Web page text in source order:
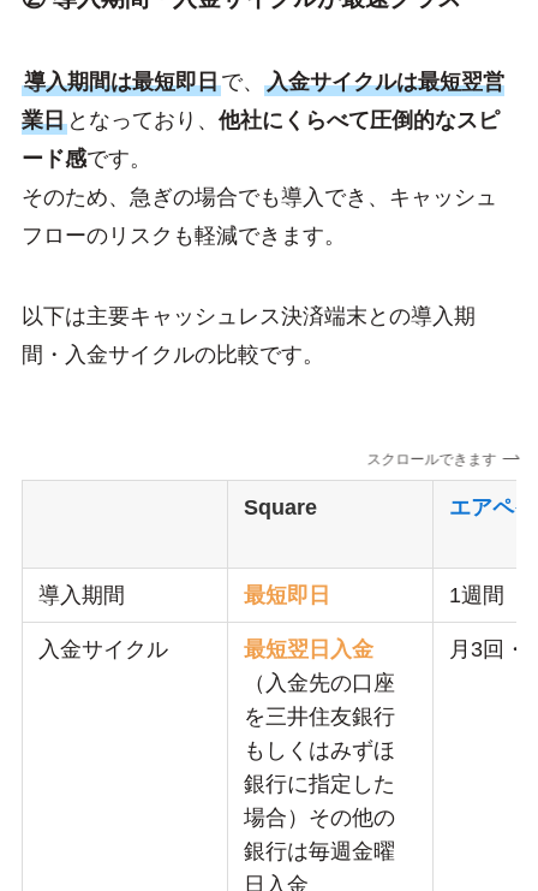
導入期間は最短即日で、 入金サイクルは最短翌営
業日となっており、 他社にくらべて圧倒的なスピ
ード感です。
そのため、急ぎの場合でも導入でき、キャッシュ
フローのリスクも軽減できます。
以下は主要キャッシュレス決済端末との導入期
間・入金サイクルの比較です。
スクロールできます
Square エアペイ
導入期間 最短即日 1週間
入金サイクル
最短翌日入金
（入金先の口座
を三井住友銀行
もしくはみずほ
銀行に指定した
場合）その他の
銀行は毎週金曜
日入金
月3回・